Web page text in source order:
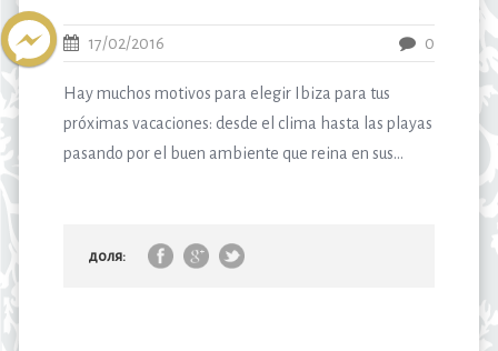
17/02/2016 0
Hay muchos motivos para elegir Ibiza para tus
próximas vacaciones: desde el clima hasta las playas
pasando por el buen ambiente que reina en sus...
доля: